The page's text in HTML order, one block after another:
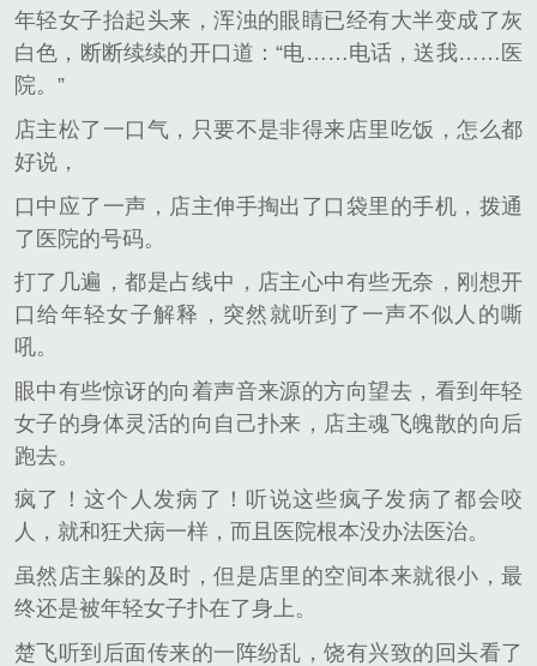
年轻女子抬起头来，浑浊的眼睛已经有大半变成了灰
白色，断断续续的开口道：“电……电话，送我……医
院。”
店主松了一口气，只要不是非得来店里吃饭，怎么都
好说，
口中应了一声，店主伸手掏出了口袋里的手机，拨通
了医院的号码。
打了几遍，都是占线中，店主心中有些无奈，刚想开
口给年轻女子解释，突然就听到了一声不似人的嘶
吼。
眼中有些惊讶的向着声音来源的方向望去，看到年轻
女子的身体灵活的向自己扑来，店主魂飞魄散的向后
跑去。
疯了！这个人发病了！听说这些疯子发病了都会咬
人，就和狂犬病一样，而且医院根本没办法医治。
虽然店主躲的及时，但是店里的空间本来就很小，最
终还是被年轻女子扑在了身上。
楚飞听到后面传来的一阵纷乱，饶有兴致的回头看了